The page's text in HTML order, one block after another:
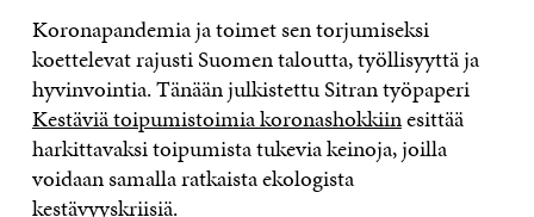
Koronapandemia ja toimet sen torjumiseksi
koettelevat rajusti Suomen taloutta, työllisyyttä ja
hyvinvointia. Tänään julkistettu Sitran työpaperi
Kestäviä toipumistoimia koronashokkiinesittää
harkittavaksi toipumista tukevia keinoja, joilla
voidaan samalla ratkaista ekologista
kestävyyskriisiä.